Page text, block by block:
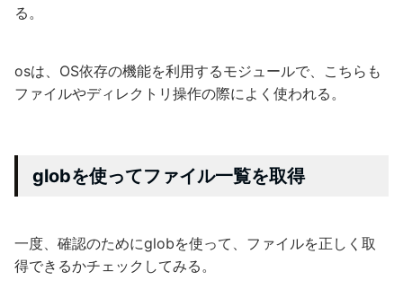
る。
osは、OS依存の機能を利用するモジュールで、こちらも
ファイルやディレクトリ操作の際によく使われる。
globを使ってファイル一覧を取得
一度、確認のためにglobを使って、ファイルを正しく取
得できるかチェックしてみる。